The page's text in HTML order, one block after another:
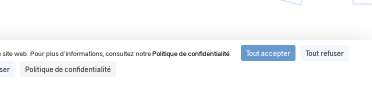
site web. Pour plus d'informations, consultez notrePolitique de confidentialité Tout accepter
Tout refuser
Politique de confidentialité